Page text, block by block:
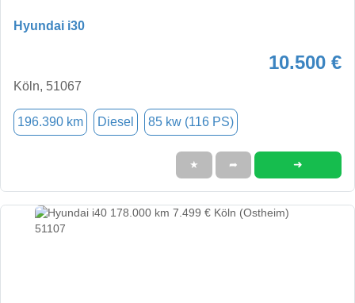
Hyundai i30
10.500 €
Köln, 51067
196.390 km Diesel 85 kw (116 PS)
★ ➦ ➜